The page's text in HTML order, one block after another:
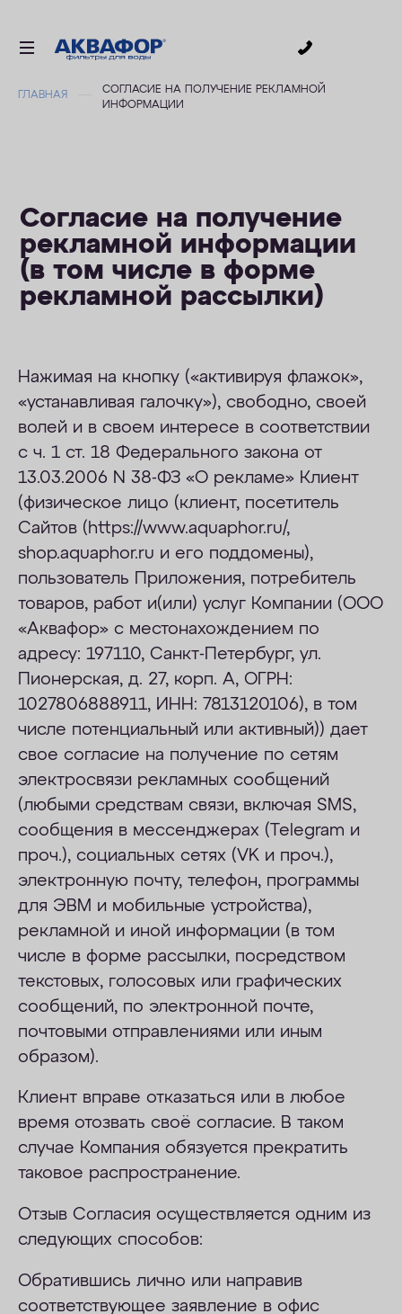
ДЛЯ ПИТЬЕВОЙ ВОДЫ
АКСЕССУАРЫ
АКЦИИ
ОПЛАТА
КОНТАКТЫ
ГЛАВНАЯ
СОГЛАСИЕ НА ПОЛУЧЕНИЕ РЕКЛАМНОЙ
ИНФОРМАЦИИ
Согласие на получение
рекламной информации
(в том числе в форме
рекламной рассылки)
Нажимая на кнопку («активируя флажок»,
«устанавливая галочку»), свободно, своей
волей и в своем интересе в соответствии
с ч. 1 ст. 18 Федерального закона от
13.03.2006 N 38-ФЗ «О рекламе» Клиент
(физическое лицо (клиент, посетитель
Сайтов (https://www.aquaphor.ru/,
shop.aquaphor.ru и его поддомены),
пользователь Приложения, потребитель
товаров, работ и(или) услуг Компании (ООО
«Аквафор» с местонахождением по
адресу: 197110, Санкт-Петербург, ул.
Пионерская, д. 27, корп. А, ОГРН:
1027806888911, ИНН: 7813120106), в том
числе потенциальный или активный)) дает
свое согласие на получение по сетям
электросвязи рекламных сообщений
(любыми средствам связи, включая SMS,
сообщения в мессенджерах (Telegram и
проч.), социальных сетях (VK и проч.),
электронную почту, телефон, программы
для ЭВМ и мобильные устройства),
рекламной и иной информации (в том
числе в форме рассылки, посредством
текстовых, голосовых или графических
сообщений, по электронной почте,
почтовыми отправлениями или иным
образом).
Клиент вправе отказаться или в любое
время отозвать своё согласие. В таком
случае Компания обязуется прекратить
таковое распространение.
Отзыв Согласия осуществляется одним из
следующих способов:
Обратившись лично или направив
соответствующее заявление в офис